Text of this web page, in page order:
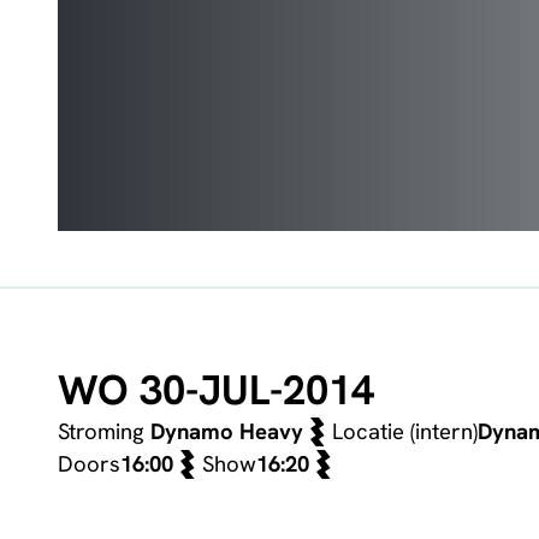
WO 30-JUL-2014
Stroming Dynamo Heavy Locatie (intern)
Doors16:00 Show16:20